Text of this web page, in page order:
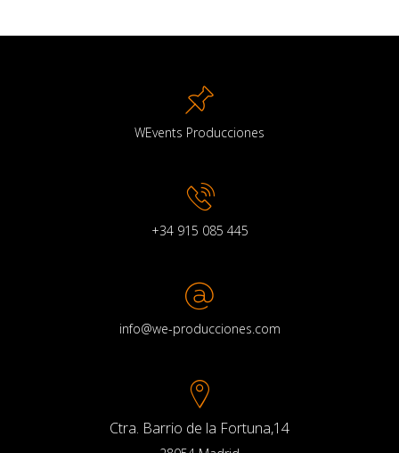
WEvents Producciones
+34 915 085 445
info@we-producciones.com
Ctra. Barrio de la Fortuna,14